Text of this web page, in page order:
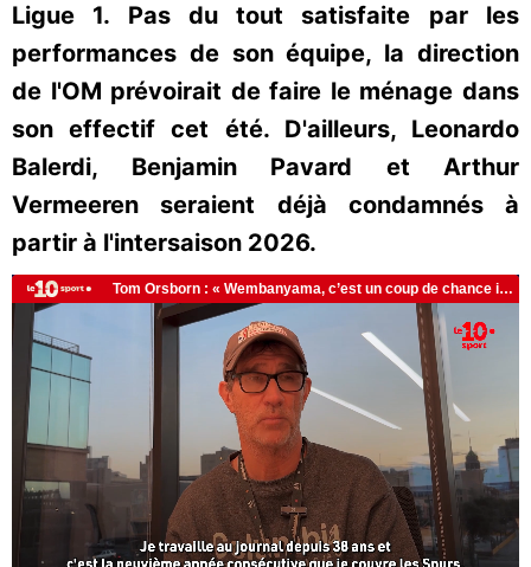
Ligue 1. Pas du tout satisfaite par les
performances de son équipe, la direction
de l'OM prévoirait de faire le ménage dans
son effectif cet été. D'ailleurs, Leonardo
Balerdi, Benjamin Pavard et Arthur
Vermeeren seraient déjà condamnés à
partir à l'intersaison 2026.